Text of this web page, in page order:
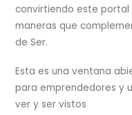
convirtiendo este portal
maneras que
de Ser.
Esta es una ventana
para emprendedores y
ver y ser vistos